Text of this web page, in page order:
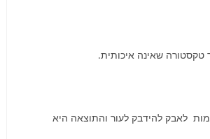
שאינה איכותית.
לאבק להידבק לעור והתוצאה היא